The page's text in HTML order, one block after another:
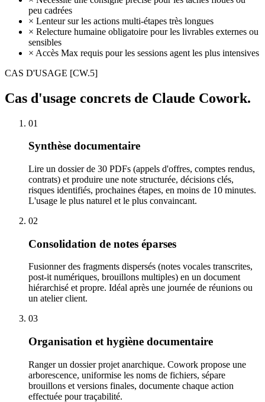
peu cadrées
× Lenteur sur les actions multi-étapes très longues
× Relecture humaine obligatoire pour les livrables externes ou
sensibles
× Accès Max requis pour les sessions agent les plus intensives
CAS D'USAGE [CW.5]
Cas d'usage concrets de Claude Cowork.
01
Synthèse documentaire
Lire un dossier de 30 PDFs (appels d'offres, comptes rendus,
contrats) et produire une note structurée, décisions clés,
risques identifiés, prochaines étapes, en moins de 10 minutes.
L'usage le plus naturel et le plus convaincant.
02
Consolidation de notes éparses
Fusionner des fragments dispersés (notes vocales transcrites,
post-it numériques, brouillons multiples) en un document
hiérarchisé et propre. Idéal après une journée de réunions ou
un atelier client.
03
Organisation et hygiène documentaire
Ranger un dossier projet anarchique. Cowork propose une
arborescence, uniformise les noms de fichiers, sépare
brouillons et versions finales, documente chaque action
effectuée pour traçabilité.